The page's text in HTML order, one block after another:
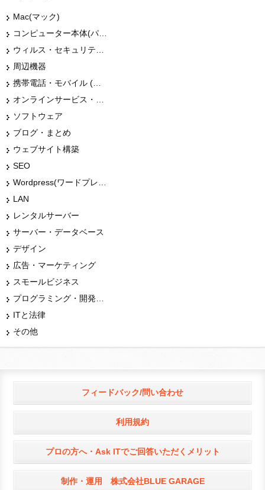
Mac(マック)
周辺機器
ソフトウェア
ブログ・まとめ
ウェブサイト構築
SEO
LAN
レンタルサーバー
サーバー・データベース
デザイン
広告・マーケティング
スモールビジネス
ITと法律
その他
フィードバック/問い合わせ
利用規約
プロの方へ・Ask ITでご回答いただくメリット
制作・運用 株式会社BLUE GARAGE